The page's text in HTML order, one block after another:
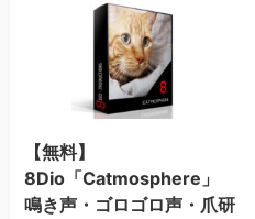
【無料】
8Dio「Catmosphere」
鳴き声・ゴロゴロ声・爪研